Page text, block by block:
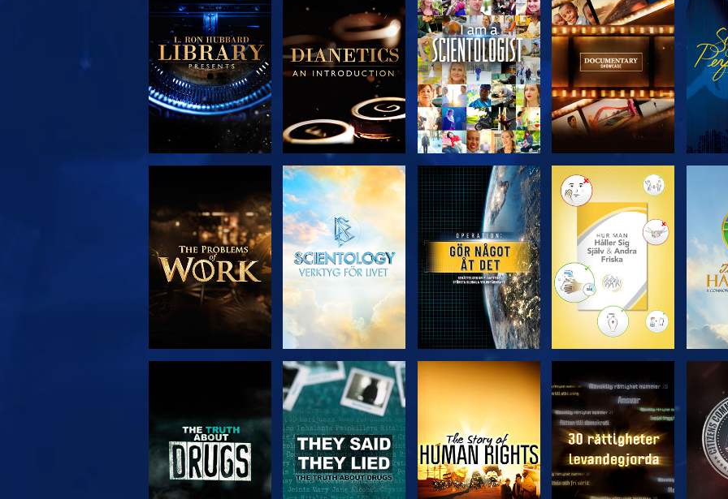
UTFORSKA
SERIEN
UTFORSKA
SERIEN
UTFORSKA
SERIEN
UTFORSKA
SERIEN
UTFORSKA
SERIEN
TITTA
UTFORSKA
SERIEN
UTFORSKA
SERIEN
TITTA TITTA TITTA